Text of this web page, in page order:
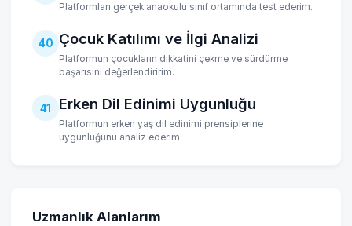
Platformları gerçek anaokulu sınıf ortamında test ederim.
40 Çocuk Katılımı ve İlgi Analizi
Platformun çocukların dikkatini çekme ve sürdürme
başarısını değerlendiririm.
41 Erken Dil Edinimi Uygunluğu
Platformun erken yaş dil edinimi prensiplerine
uygunluğunu analiz ederim.
Uzmanlık Alanlarım